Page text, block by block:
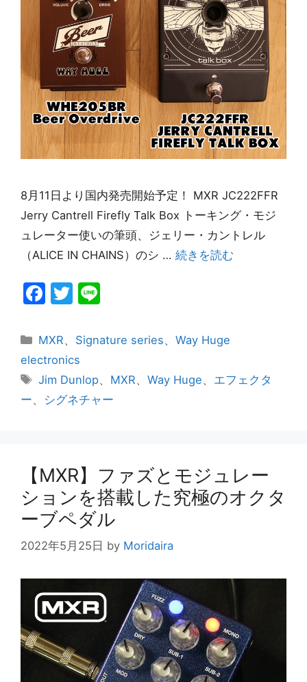
8月11日より国内発売開始予定！ MXR JC222FFR
Jerry Cantrell Firefly Talk Box トーキング・モジ
ュレーター使いの筆頭、ジェリー・カントレル
（ALICE IN CHAINS）のシ … 続きを読む
F
c
e
b
o
T
itt
er
e
カ
テ
リ
ー
MXR、 Signature series、Way Huge
electronics
タ
グ
Jim Dunlop、 MXR、Way Huge、 エフェクタ
ー、 シグネチャー
【MXR】ファズとモジュレー
ションを搭載した究極のオクタ
ーブペダル
2022年5月25日 by Moridaira